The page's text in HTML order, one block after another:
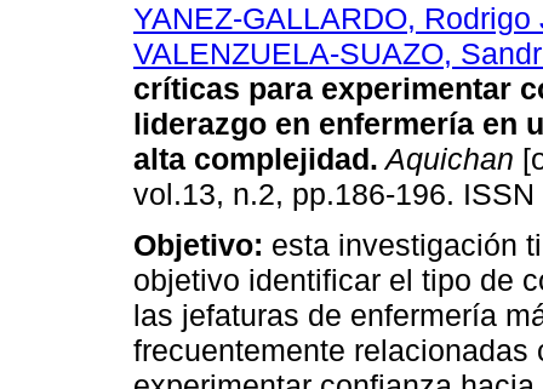
YANEZ-GALLARDO, Rodrigo
VALENZUELA-SUAZO,
críticas para experimentar
liderazgo en enfermería en
alta complejidad. Aquichan
vol.13, n.2, pp.186-196.
Objetivo: esta investigación
objetivo identificar el tipo de
las jefaturas de enfermería
frecuentemente relacionadas